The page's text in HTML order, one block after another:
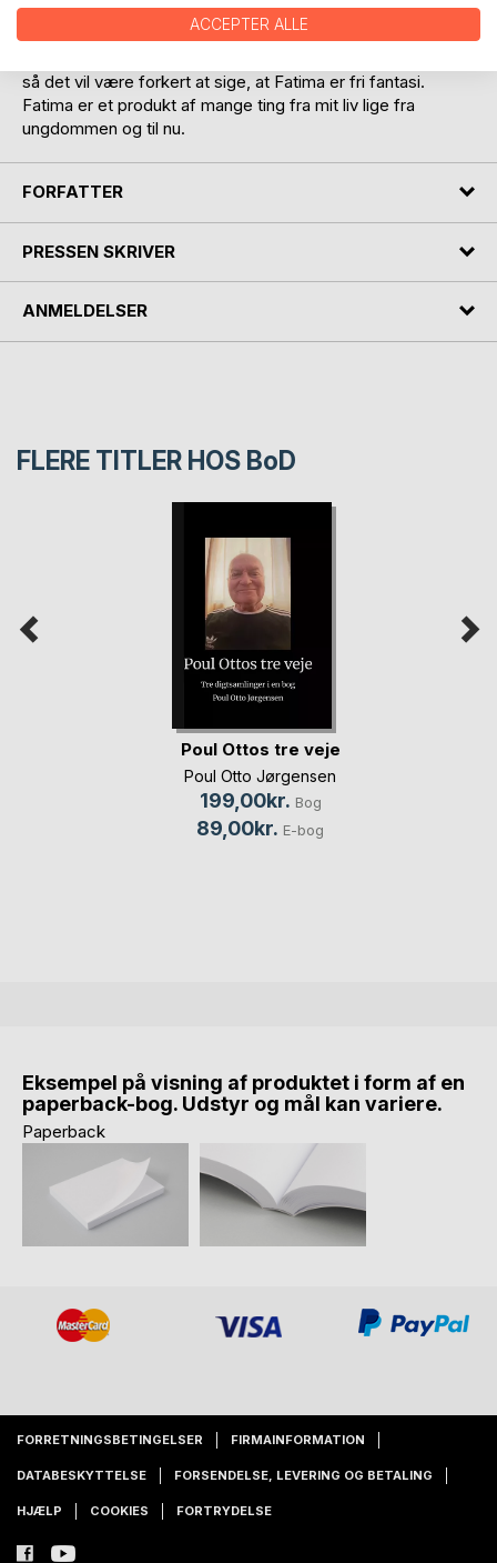
Selvom Fatima var kommet til mig i en drøm, oplevede jeg
noget mærkeligt, for efterhånden, som jeg skrev bogen,
så det vil være forkert at sige, at Fatima er fri fantasi.
Fatima er et produkt af mange ting fra mit liv lige fra
ungdommen og til nu.
FORFATTER
PRESSEN SKRIVER
ANMELDELSER
FLERE TITLER HOS BoD
Poul Ottos tre veje
Poul Otto Jørgensen
199,00kr. Bog
89,00kr. E-bog
Eksempel på visning af produktet i form af en
paperback-bog. Udstyr og mål kan variere.
Paperback
FORRETNINGSBETINGELSER FIRMAINFORMATION
DATABESKYTTELSE FORSENDELSE, LEVERING OG BETALING
HJÆLP COOKIES FORTRYDELSE
ACCEPTER ALLE